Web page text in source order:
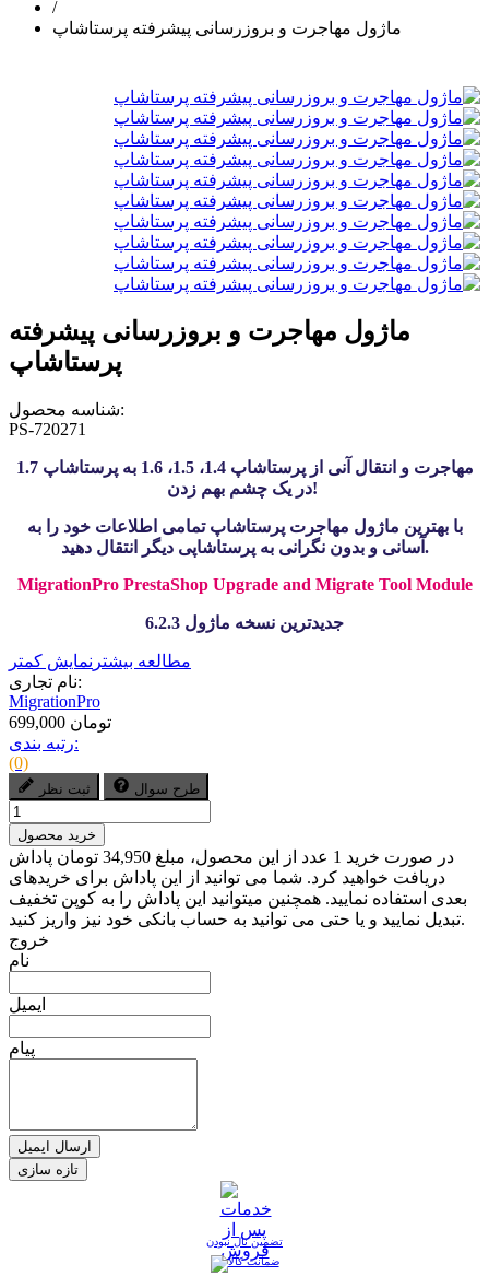
/
ماژول مهاجرت و بروزرسانی پیشرفته پرستاشاپ
ماژول مهاجرت و بروزرسانی پیشرفته
پرستاشاپ
شناسه محصول:
PS-720271
مهاجرت و انتقال آنی از پرستاشاپ 1.4، 1.5، 1.6 به پرستاشاپ 1.7
در یک چشم بهم زدن!
با بهترین ماژول مهاجرت پرستاشاپ تمامی اطلاعات خود را به
آسانی و بدون نگرانی به پرستاشاپی دیگر انتقال دهید.
MigrationPro PrestaShop Upgrade and Migrate Tool Module
جدیدترین نسخه ماژول 6.2.3
مطالعه بیشتر نمایش کمتر
نام تجاری:
MigrationPro
699,000 تومان
رتبه بندی:
(0)
ثبت نظر طرح سوال
خرید محصول
در صورت خرید 1 عدد از این محصول، مبلغ 34,950 تومان پاداش
دریافت خواهید کرد. شما می توانید از این پاداش برای خریدهای
بعدی استفاده نمایید. همچنین میتوانید این پاداش را به کوپن تخفیف
تبدیل نمایید و یا حتی می توانید به حساب بانکی خود نیز واریز کنید.
خروج
نام
ایمیل
پیام
ارسال ایمیل
تضمین نال نبودن